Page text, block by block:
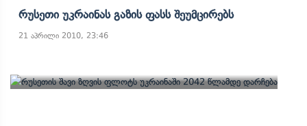
Რუსეთი Უკრაინას Გაზის Ფასს Შეუმცირებს
21 აპრილი 2010, 23:46